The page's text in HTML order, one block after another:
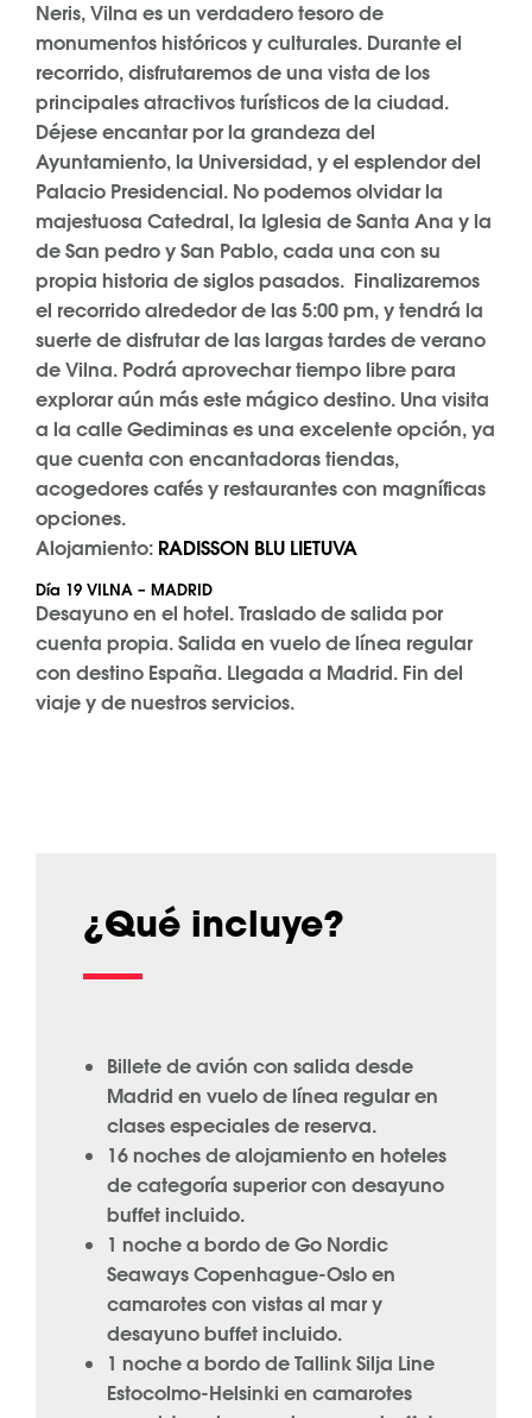
Neris, Vilna es un verdadero tesoro de
monumentos históricos y culturales. Durante el
recorrido, disfrutaremos de una vista de los
principales atractivos turísticos de la ciudad.
Déjese encantar por la grandeza del
Ayuntamiento, la Universidad, y el esplendor del
Palacio Presidencial. No podemos olvidar la
majestuosa Catedral, la Iglesia de Santa Ana y la
de San pedro y San Pablo, cada una con su
propia historia de siglos pasados. Finalizaremos
el recorrido alrededor de las 5:00 pm, y tendrá la
suerte de disfrutar de las largas tardes de verano
de Vilna. Podrá aprovechar tiempo libre para
explorar aún más este mágico destino. Una visita
a la calle Gediminas es una excelente opción, ya
que cuenta con encantadoras tiendas,
acogedores cafés y restaurantes con magníficas
opciones.
Alojamiento: RADISSON BLU LIETUVA
Día 19 VILNA – MADRID
Desayuno en el hotel. Traslado de salida por
cuenta propia. Salida en vuelo de línea regular
con destino España. Llegada a Madrid. Fin del
viaje y de nuestros servicios.
¿Qué incluye?
Billete de avión con salida desde
Madrid en vuelo de línea regular en
clases especiales de reserva.
16 noches de alojamiento en hoteles
de categoría superior con desayuno
buffet incluido.
1 noche a bordo de Go Nordic
Seaways Copenhague-Oslo en
camarotes con vistas al mar y
desayuno buffet incluido.
1 noche a bordo de Tallink Silja Line
Estocolmo-Helsinki en camarotes